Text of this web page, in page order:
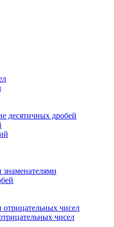
десятичных дробей
чисел
чисел